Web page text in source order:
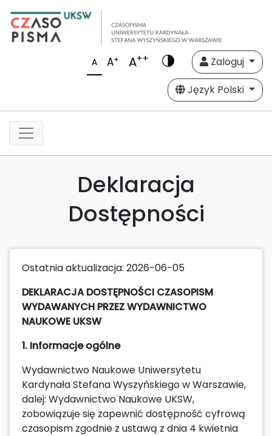
A A+ A++
Zaloguj
Język Polski
Deklaracja
Dostępności
Ostatnia aktualizacja: 2026-06-05
DEKLARACJA DOSTĘPNOŚCI CZASOPISM
WYDAWANYCH PRZEZ WYDAWNICTWO
NAUKOWE UKSW
1. Informacje ogólne
Wydawnictwo Naukowe Uniwersytetu
Kardynała Stefana Wyszyńskiego w Warszawie,
dalej: Wydawnictwo Naukowe UKSW,
zobowiązuje się zapewnić dostępność cyfrową
czasopism zgodnie z ustawą z dnia 4 kwietnia